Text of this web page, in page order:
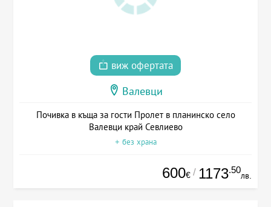
виж офертата
Валевци
Почивка в къща за гости Пролет в планинско село
Валевци край Севлиево
+ без храна
600€ / 1173.50
лв.